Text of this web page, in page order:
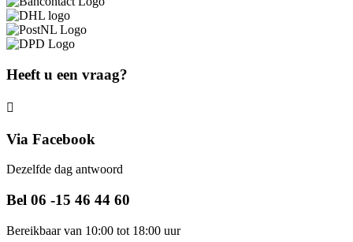
Heeft u een vraag?
Via Facebook
Dezelfde dag antwoord
Bel 06 -15 46 44 60
Bereikbaar van 10:00 tot 18:00 uur